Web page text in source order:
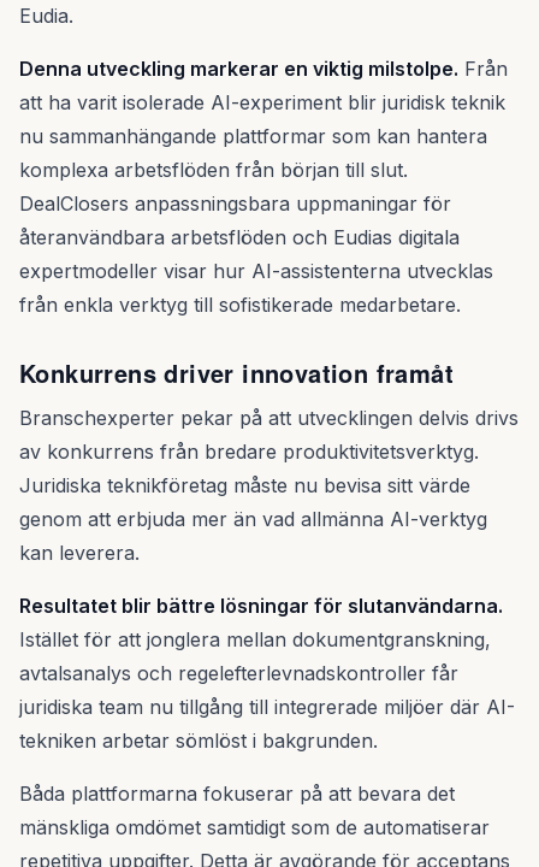
Eudia.
Denna utveckling markerar en viktig milstolpe. Från
att ha varit isolerade AI-experiment blir juridisk teknik
nu sammanhängande plattformar som kan hantera
komplexa arbetsflöden från början till slut.
DealClosers anpassningsbara uppmaningar för
återanvändbara arbetsflöden och Eudias digitala
expertmodeller visar hur AI-assistenterna utvecklas
från enkla verktyg till sofistikerade medarbetare.
Konkurrens driver innovation framåt
Branschexperter pekar på att utvecklingen delvis drivs
av konkurrens från bredare produktivitetsverktyg.
Juridiska teknikföretag måste nu bevisa sitt värde
genom att erbjuda mer än vad allmänna AI-verktyg
kan leverera.
Resultatet blir bättre lösningar för slutanvändarna.
Istället för att jonglera mellan dokumentgranskning,
avtalsanalys och regelefterlevnadskontroller får
juridiska team nu tillgång till integrerade miljöer där AI-
tekniken arbetar sömlöst i bakgrunden.
Båda plattformarna fokuserar på att bevara det
mänskliga omdömet samtidigt som de automatiserar
repetitiva uppgifter. Detta är avgörande för acceptans